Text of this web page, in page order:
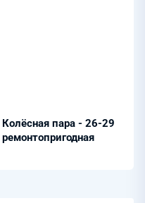
Колёсная пара - 26-29
ремонтопригодная